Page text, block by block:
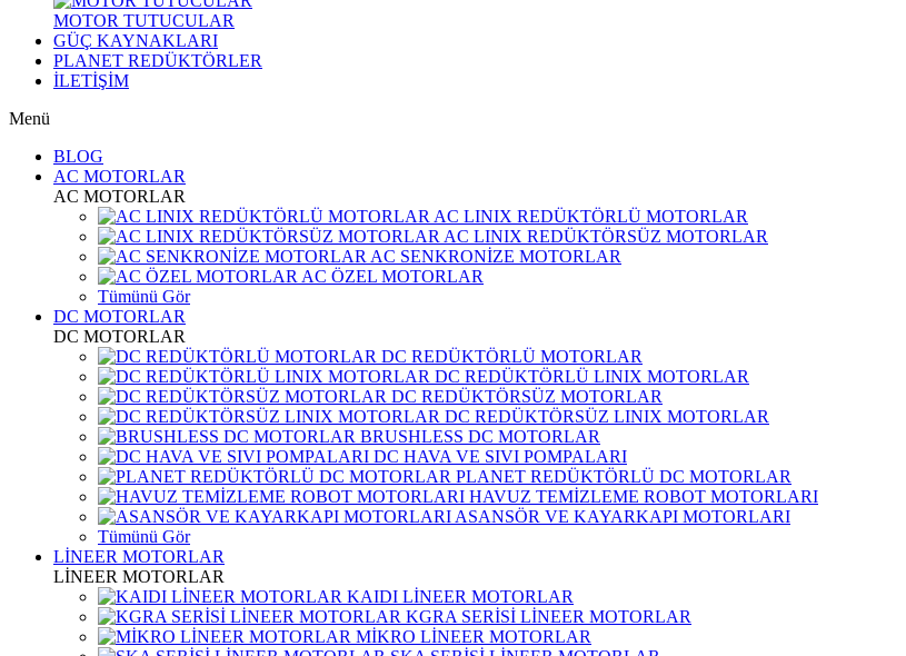
MOTOR TUTUCULAR
GÜÇ KAYNAKLARI
PLANET REDÜKTÖRLER
İLETİŞİM
Menü
BLOG
AC MOTORLAR
AC MOTORLAR
AC LINIX REDÜKTÖRLÜ MOTORLAR
AC LINIX REDÜKTÖRSÜZ MOTORLAR
AC SENKRONİZE MOTORLAR
AC ÖZEL MOTORLAR
Tümünü Gör
DC MOTORLAR
DC MOTORLAR
DC REDÜKTÖRLÜ MOTORLAR
DC REDÜKTÖRLÜ LINIX MOTORLAR
DC REDÜKTÖRSÜZ MOTORLAR
DC REDÜKTÖRSÜZ LINIX MOTORLAR
BRUSHLESS DC MOTORLAR
DC HAVA VE SIVI POMPALARI
PLANET REDÜKTÖRLÜ DC MOTORLAR
HAVUZ TEMİZLEME ROBOT MOTORLARI
ASANSÖR VE KAYARKAPI MOTORLARI
Tümünü Gör
LİNEER MOTORLAR
LİNEER MOTORLAR
KAIDI LİNEER MOTORLAR
KGRA SERİSİ LİNEER MOTORLAR
MİKRO LİNEER MOTORLAR